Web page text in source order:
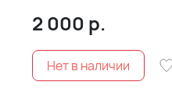
2 000 р.